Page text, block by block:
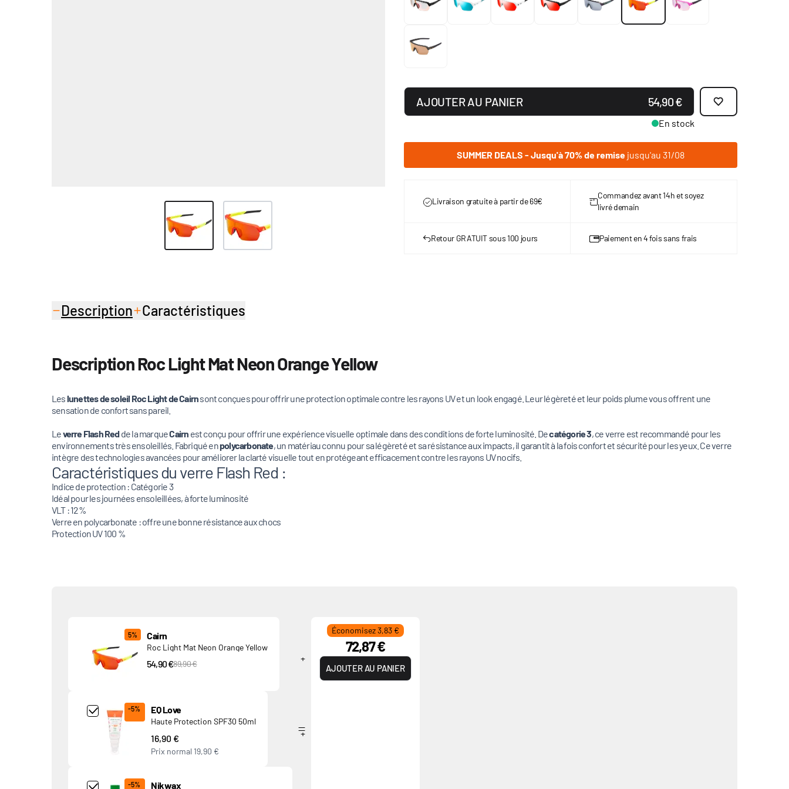
View larger image
AJOUTER AU PANIER 54,90 €
En stock
SUMMER DEALS - Jusqu'à 70% de remise jusqu'au 31/08
Livraison gratuite à partir de 69€
Commandez avant 14h et soyez
livré demain
Retour GRATUIT sous 100 jours Paiement en 4 fois sans frais
Description Caractéristiques
Description Roc Light Mat Neon Orange Yellow
Leslunettes de soleil Roc Light de Cairnsont conçues pour offrir une protection optimale contre les rayons UV et un look engagé. Leur légèreté et leur poids plume vous offrent une
sensation de confort sans pareil.
Leverre Flash Redde la marqueCairn est conçu pour offrir une expérience visuelle optimale dans des conditions de forte luminosité. Decatégorie 3, ce verre est recommandé pour les
environnements très ensoleillés. Fabriqué enpolycarbonate, un matériau connu pour sa légèreté et sa résistance aux impacts, il garantit à la fois confort et sécurité pour les yeux. Ce verre
intègre des technologies avancées pour améliorer la clarté visuelle tout en protégeant efficacement contre les rayons UV nocifs.
Caractéristiques du verre Flash Red :
Indice de protection : Catégorie 3
Idéal pour les journées ensoleillées, à forte luminosité
VLT : 12%
Verre en polycarbonate : offre une bonne résistance aux chocs
Protection UV 100 %
5% Cairn
Roc Light Mat Neon Orange Yellow
54,90 €PVC Price
89,90 €
Add Product MjQ4MTk= undefined
-5% EQ Love
Haute Protection SPF30 50ml
16,90 €
Prix normal 19,90 €
Add Product MjkwNDA= undefined
-5% Nikwax
Économisez 3,83 €
72,87 €
AJOUTER AU PANIER